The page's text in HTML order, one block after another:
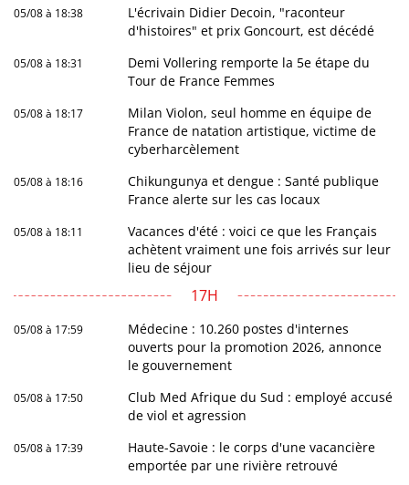
05/08 à 18:38
L'écrivain Didier Decoin, "raconteur
d'histoires" et prix Goncourt, est décédé
05/08 à 18:31
Demi Vollering remporte la 5e étape du
Tour de France Femmes
05/08 à 18:17
Milan Violon, seul homme en équipe de
France de natation artistique, victime de
cyberharcèlement
05/08 à 18:16
Chikungunya et dengue : Santé publique
France alerte sur les cas locaux
05/08 à 18:11
Vacances d'été : voici ce que les Français
achètent vraiment une fois arrivés sur leur
lieu de séjour
17H
05/08 à 17:59
Médecine : 10.260 postes d'internes
ouverts pour la promotion 2026, annonce
le gouvernement
05/08 à 17:50
Club Med Afrique du Sud : employé accusé
de viol et agression
05/08 à 17:39
Haute-Savoie : le corps d'une vacancière
emportée par une rivière retrouvé